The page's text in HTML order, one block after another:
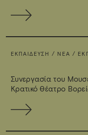
ΕΚΠΑΊΔΕΥΣΗ / ΝΈΑ /
Συνεργασία του
Κρατικό Θέατρο